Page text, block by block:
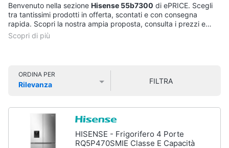
Tv
e
Home
Cinema
home
Audio
Benvenuto nella sezione Hisense 55b7300 di ePRICE. Scegli
tra tantissimi prodotti in offerta, scontati e con consegna
rapida. Scopri la nostra ampia proposta, consulta i prezzi e
acquista comodamente online.
ORDINA PER
Rilevanza
FILTRA
HISENSE - Frigorifero 4 Porte
RQ5P470SMIE Classe E Capacità